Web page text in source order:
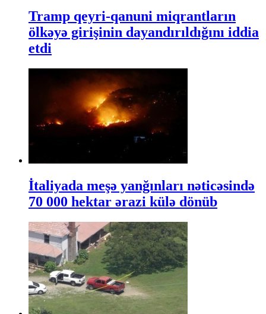
Tramp qeyri-qanuni miqrantların
ölkəyə girişinin dayandırıldığını iddia
etdi
İtaliyada meşə yanğınları nəticəsində
70 000 hektar ərazi külə dönüb